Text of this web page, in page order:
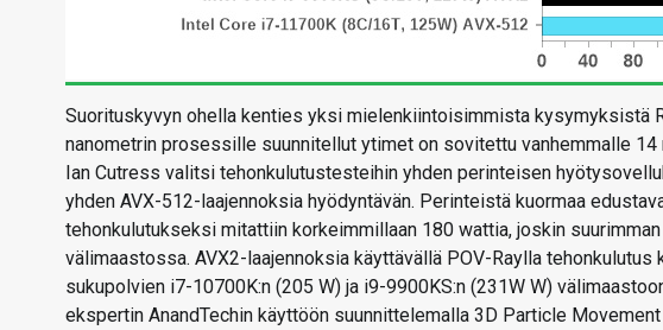
Suorituskyvyn ohella kenties yksi mielenkiintoisimmista kysymyksistä
nanometrin prosessille suunnitellut ytimet on sovitettu vanhemmalle
Ian Cutress valitsi tehonkulutustesteihin yhden perinteisen
yhden AVX-512-laajennoksia hyödyntävän. Perinteistä kuormaa
tehonkulutukseksi mitattiin korkeimmillaan 180 wattia, joskin
välimaastossa. AVX2-laajennoksia käyttävällä POV-Raylla
sukupolvien i7-10700K:n (205 W) ja i9-9900KS:n (231W W)
ekspertin AnandTechin käyttöön suunnittelemalla 3D Particle